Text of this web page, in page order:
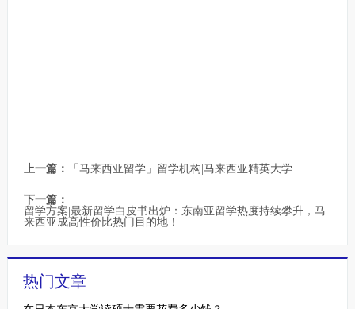
上一篇： 「马来西亚留学」留学机构|马来西亚精英大学
下一篇：
留学方案|最新留学白皮书出炉：东南亚留学热度持续攀升，马
来西亚成高性价比热门目的地！
热门文章